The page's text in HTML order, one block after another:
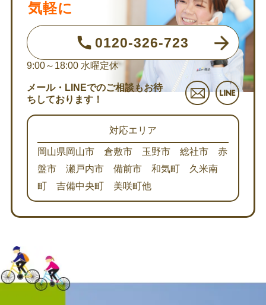
気軽に
0120-326-723
9:00～18:00 水曜定休
メール・LINEでのご相談もお待
ちしております！
対応エリア
岡山県岡山市 倉敷市 玉野市 総社市 赤
盤市 瀬戸内市 備前市 和気町 久米南
町 吉備中央町 美咲町他